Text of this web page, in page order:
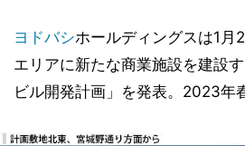
ヨドバシホールディングスは1月
エリアに新たな商業施設を建設
ビル開発計画」を発表。2023年